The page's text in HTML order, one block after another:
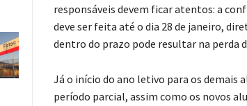
responsáveis devem ficar atentos: a
deve ser feita até o dia 28 de janeiro,
dentro do prazo pode resultar na perda
Já o início do ano letivo para os demais
período parcial, assim como os novos